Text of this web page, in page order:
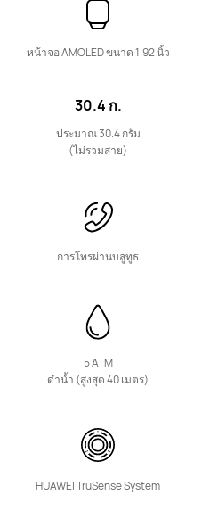
WATCH KIDS Series
หน้าจอ AMOLED ขนาด 1.92 นิ้ว
30.4 ก.
ประมาณ 30.4 กรัม
(ไม่รวมสาย)
การโทรผ่านบลูทูธ
5 ATM
ดำน้ำ (สูงสุด 40 เมตร)
HUAWEI TruSense System